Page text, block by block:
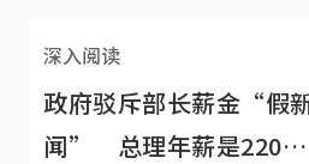
深入阅读
政府驳斥部长薪金“假
闻” 总理年薪是220万